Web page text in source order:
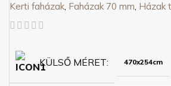
Kerti faházak, Faházak 70 mm, Házak
KÜLSŐ MÉRET 470x254cm